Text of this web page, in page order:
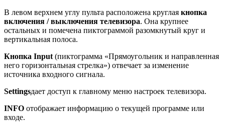
В левом верхнем углу пульта расположена круглая кнопка
включения / выключения телевизора. Она крупнее
остальных и помечена пиктограммой разомкнутый круг и
вертикальная полоса.
Кнопка Input (пиктограмма «Прямоугольник и направленная
него горизонтальная стрелка») отвечает за изменение
источника входного сигнала.
Settingsдает доступ к главному меню настроек телевизора.
INFO отображает информацию о текущей программе или
входе.